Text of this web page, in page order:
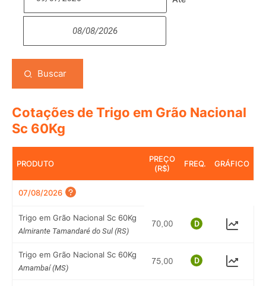
Buscar
Cotações de Trigo em Grão Nacional
Sc 60Kg
PRODUTO
PREÇO
(R$)
FREQ. GRÁFICO
07/08/2026
Trigo em Grão Nacional Sc 60Kg
Almirante Tamandaré do Sul (RS)
Trigo em Grão Nacional Sc 60Kg
Amambaí (MS)